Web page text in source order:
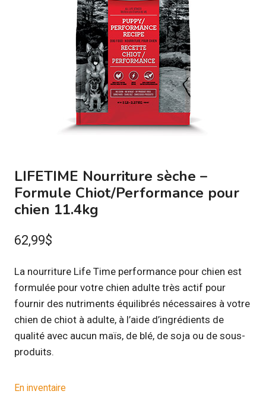
LIFETIME Nourriture sèche –
Formule Chiot/Performance pour
chien 11.4kg
62,99$
La nourriture Life Time performance pour chien est
formulée pour votre chien adulte très actif pour
fournir des nutriments équilibrés nécessaires à votre
chien de chiot à adulte, à l’aide d’ingrédients de
qualité avec aucun maïs, de blé, de soja ou de sous-
produits.
En inventaire